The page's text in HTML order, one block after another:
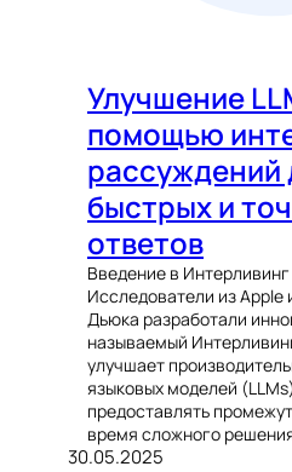
Улучшение
помощью
рассуждений
быстрых и
ответов
Введение в
Исследователи из Apple
Дьюка разработали
называемый
улучшает
языковых моделей
предоставлять
время сложного
30.05.2025